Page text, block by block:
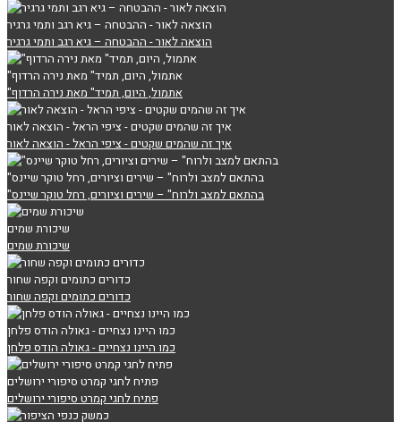
הוצאה לאור - ההבטחה – גיא רגב ותמי גרגיר
הוצאה לאור - ההבטחה – גיא רגב ותמי גרגיר
"אתמול, היום, תמיד" מאת נירה הרדוף
"אתמול, היום, תמיד" מאת נירה הרדוף
איך זה שהמים שקטים - ציפי הראל - הוצאה לאור
איך זה שהמים שקטים - ציפי הראל - הוצאה לאור
"בהתאם למצב ולרוח" – שירים וציורים, רחל טוקר שיינס
"בהתאם למצב ולרוח" – שירים וציורים, רחל טוקר שיינס
שיכורת שמים
שיכורת שמים
כדורים כתומים וקפה שחור
כדורים כתומים וקפה שחור
כמו היינו נצחיים - גאולה הודס פלחן
כמו היינו נצחיים - גאולה הודס פלחן
פתיח לחגי קמרט סיפורי ירושלים
פתיח לחגי קמרט סיפורי ירושלים